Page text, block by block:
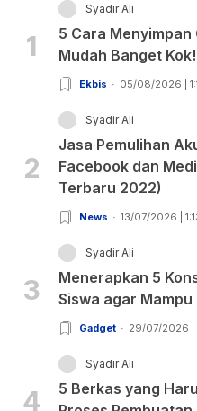
1
Syadir Ali
5 Cara Menyimpan
Mudah Banget Kok!
Ekbis 05/08/2026 |
2
Syadir Ali
Jasa Pemulihan
Facebook dan
Terbaru 2022)
News 13/07/2026 |
3
Syadir Ali
Menerapkan 5
Siswa agar
Gadget 29/07/2026 |
4
Syadir Ali
5 Berkas yang